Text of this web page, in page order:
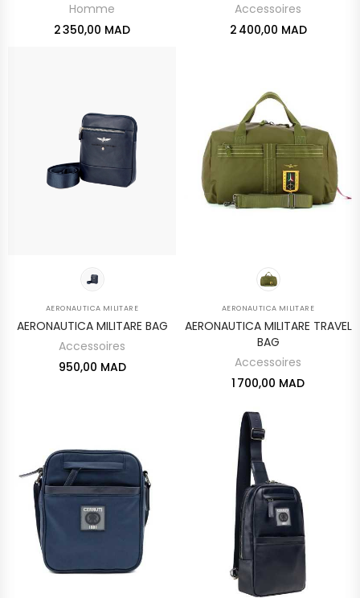
Homme
2 350,00 MAD
Accessoires
2 400,00 MAD
AERONAUTICA MILITARE
AERONAUTICA MILITARE BAG
Accessoires
950,00 MAD
AERONAUTICA MILITARE
AERONAUTICA MILITARE TRAVEL
BAG
Accessoires
1 700,00 MAD